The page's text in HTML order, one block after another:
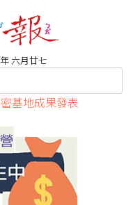
六月廿七
基地成果發表